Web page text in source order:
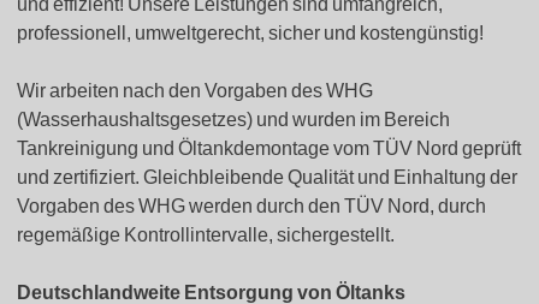
professionell, umweltgerecht, sicher und kostengünstig!
Wir arbeiten nach den Vorgaben des WHG
(Wasserhaushaltsgesetzes) und wurden im Bereich
Tankreinigung und Öltankdemontage vom TÜV Nord geprüft
und zertifiziert. Gleichbleibende Qualität und Einhaltung der
Vorgaben des WHG werden durch den TÜV Nord, durch
regemäßige Kontrollintervalle, sichergestellt.
Deutschlandweite Entsorgung von Öltanks